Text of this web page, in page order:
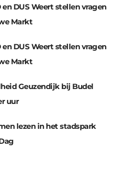
en DUS Weert stellen vragen
Markt
en DUS Weert stellen vragen
Markt
Geuzendijk bij Budel
uur
lezen in het stadspark